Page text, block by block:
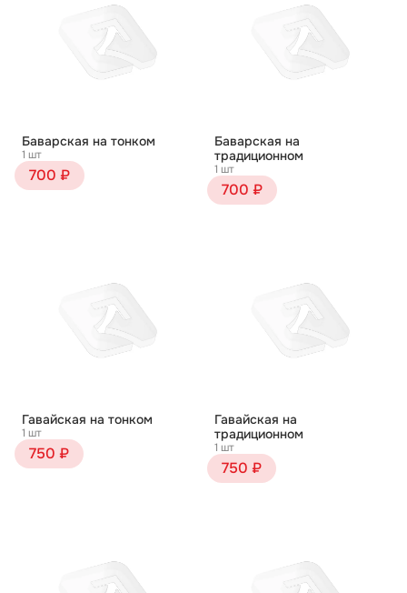
Баварская на тонком
1 шт
700 ₽
Баварская на
традиционном
1 шт
700 ₽
Гавайская на тонком
1 шт
750 ₽
Гавайская на
традиционном
1 шт
750 ₽